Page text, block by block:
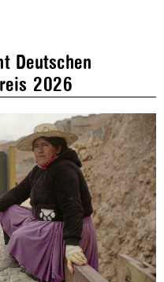
Deutschen
2026